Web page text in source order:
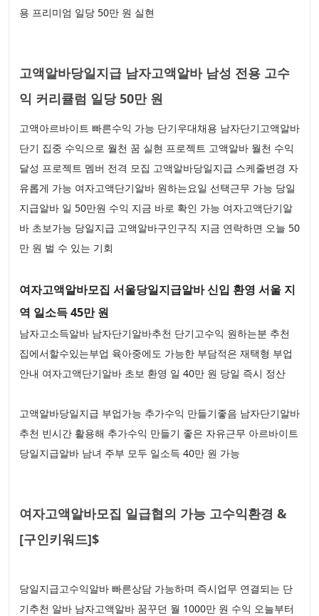
용 프리미엄 일당 50만 원 실현
고액알바당일지급 남자고액알바 남성 전용 고수
익 커리큘럼 일당 50만 원
고액아르바이트 빠른수익 가능 단기우대채용 남자단기고액알바
단기 집중 수익으로 월천 꿈 실현 프로젝트 고액알바 월천 수익
달성 프로젝트 멤버 전격 모집 고액알바당일지급 스케줄변경 자
유롭게 가능 여자고액단기알바 원하는요일 선택근무 가능 당일
지급알바 일 50만원 수익 지금 바로 확인 가능 여자고액단기알
바 초보가능 당일지급 고액알바구인구직 지금 연락하면 오늘 50
만 원 벌 수 있는 기회
여자고액알바모집 서울당일지급알바 신입 환영 서울 지
역 일소득 45만 원
남자고소득알바 남자단기알바추천 단기고수익 원하는분 추천
집에서할수있는부업 육아중에도 가능한 부담적은 재택형 부업
안내 여자고액단기알바 초보 환영 일 40만 원 당일 즉시 정산
고액알바당일지급 부업가능 추가수익 만들기좋음 남자단기알바
추천 빈시간 활용해 추가수익 만들기 좋은 자유근무 아르바이트
당일지급알바 남녀 주부 모두 일소득 40만 원 가능
여자고액알바모집 일급협의 가능 고수익환경 &
[구인키워드]$
당일지급고수익알바 빠른상담 가능하며 즉시업무 연결되는 단
기추천 알바 남자고액알바 꿈꾸던 월 1000만 원 수익 오늘부터